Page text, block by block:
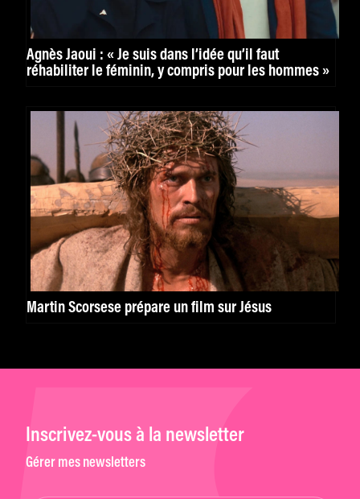
Agnès Jaoui : « Je suis dans l’idée qu’il faut
réhabiliter le féminin, y compris pour les hommes »
Martin Scorsese prépare un film sur Jésus
Inscrivez-vous à la newsletter
Gérer mes newsletters